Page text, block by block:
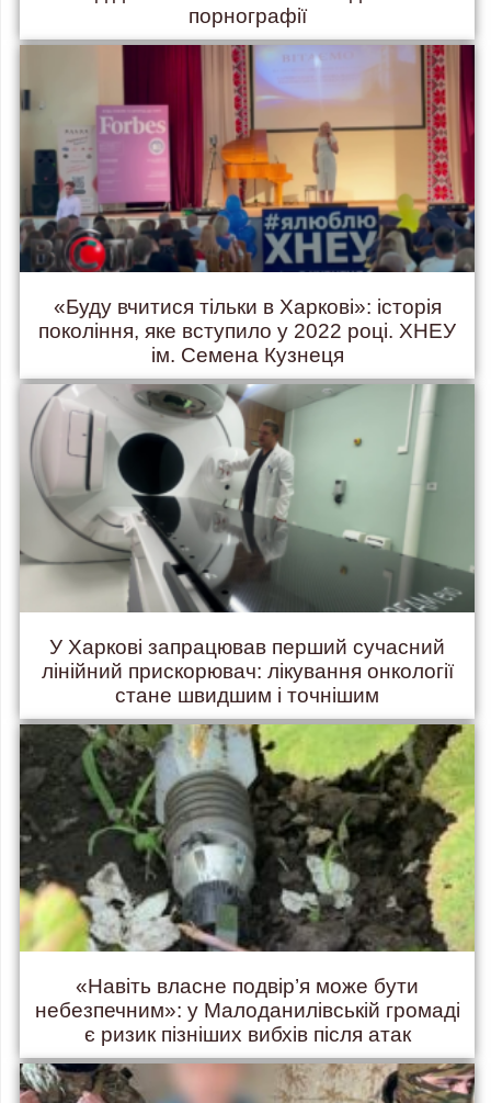
порнографії
«Буду вчитися тільки в Харкові»: історія
покоління, яке вступило у 2022 році. ХНЕУ
ім. Семена Кузнеця
У Харкові запрацював перший сучасний
лінійний прискорювач: лікування онкології
стане швидшим і точнішим
«Навіть власне подвір’я може бути
небезпечним»: у Малоданилівській громаді
є ризик пізніших вибхів після атак